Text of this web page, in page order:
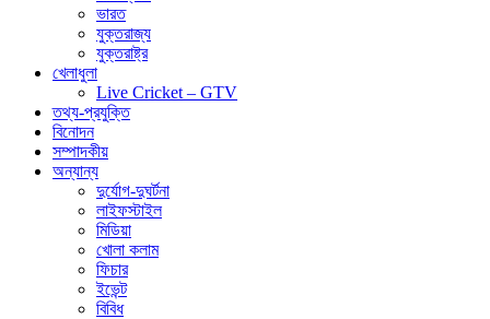
ভারত
যুক্তরাজ্য
যুক্তরাষ্ট্র
খেলাধুলা
Live Cricket – GTV
তথ্য-প্রযুক্তি
বিনোদন
সম্পাদকীয়
অন্যান্য
দুর্যোগ-দুঘর্টনা
লাইফস্টাইল
মিডিয়া
খোলা কলাম
ফিচার
ইভেন্ট
বিবিধ